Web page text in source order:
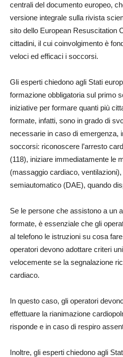
centrali del documento europeo,
versione integrale sulla rivista
sito dello European Resuscitation
cittadini, il cui coinvolgimento è
veloci ed efficaci i soccorsi.
Gli esperti chiedono agli Stati
formazione obbligatoria sul primo
iniziative per formare quanti più
formate, infatti, sono in grado di
necessarie in caso di emergenza,
soccorsi: riconoscere l’arresto
(118), iniziare immediatamente le
(massaggio cardiaco,
semiautomatico (DAE), quando
Se le persone che assistono a un
formate, è essenziale che gli
al telefono le istruzioni su cosa
operatori devono adottare criteri
velocemente se la segnalazione
cardiaco.
In questo caso, gli operatori
effettuare la rianimazione
risponde e in caso di respiro
Inoltre, gli esperti chiedono agli